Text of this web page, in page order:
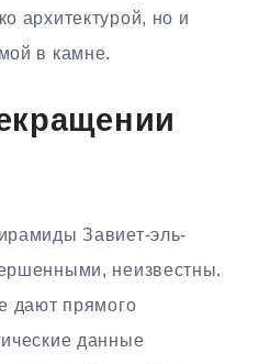
архитектурой, но и
в камне.
Завиет-эль-
неизвестны.
дают прямого
данные